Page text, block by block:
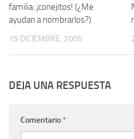
familia: ¡conejitos! (¿Me
ayudan a nombrarlos?)
15 DICIEMBRE, 2005
DEJA UNA RESPUESTA
Comentario*